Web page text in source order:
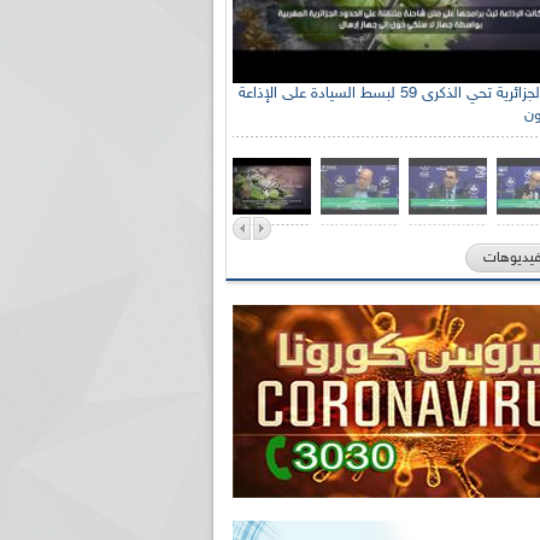
الإذاعة الجزائرية تحي الذكرى 59 لبسط السيادة على الإذاعة